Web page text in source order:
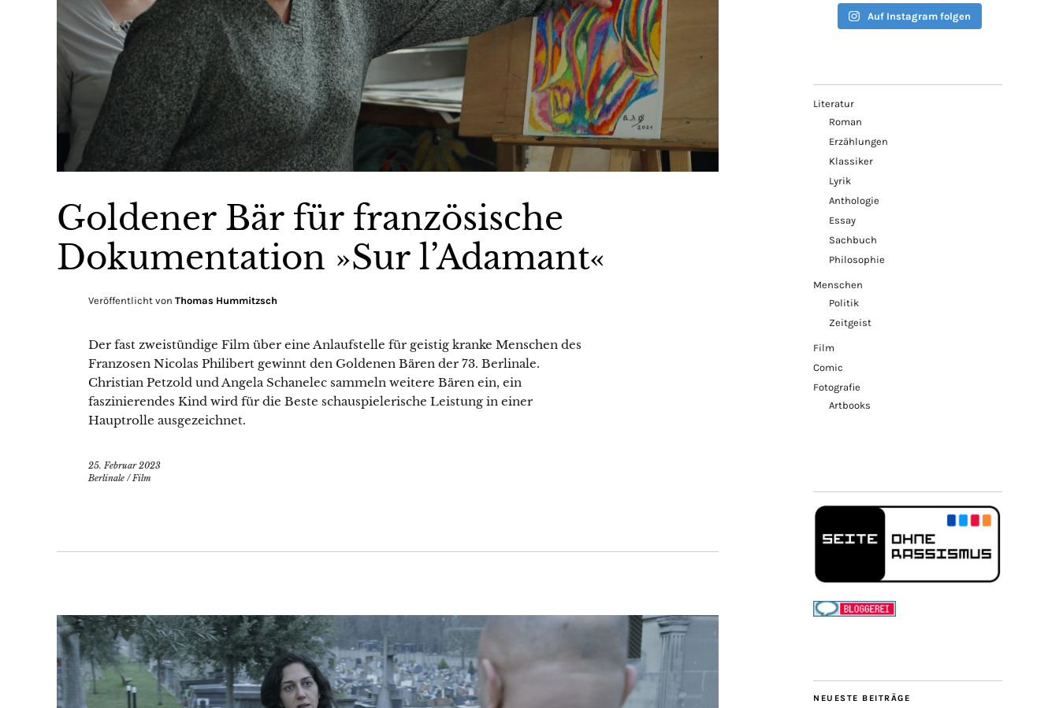
Goldener Bär für französische
Dokumentation »Sur l’Adamant«
Veröffentlicht von Thomas Hummitzsch
Der fast zweistündige Film über eine Anlaufstelle für geistig kranke Menschen des
Franzosen Nicolas Philibert gewinnt den Goldenen Bären der 73. Berlinale.
Christian Petzold und Angela Schanelec sammeln weitere Bären ein, ein
faszinierendes Kind wird für die Beste schauspielerische Leistung in einer
Hauptrolle ausgezeichnet.
25. Februar 2023
Berlinale / Film
Auf Instagram folgen
Literatur
Roman
Erzählungen
Klassiker
Lyrik
Anthologie
Essay
Sachbuch
Philosophie
Menschen
Politik
Zeitgeist
Film
Comic
Fotografie
Artbooks
NEUESTE BEITRÄGE